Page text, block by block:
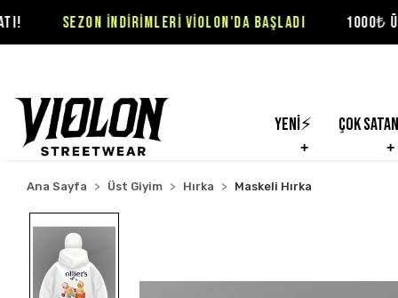
İNDİRİMLERİ VİOLON'DA BAŞLADI 1000₺ ÜZERİ
Yeni⚡ Çok
Ana Sayfa Üst Giyim Hırka Maskeli Hırka